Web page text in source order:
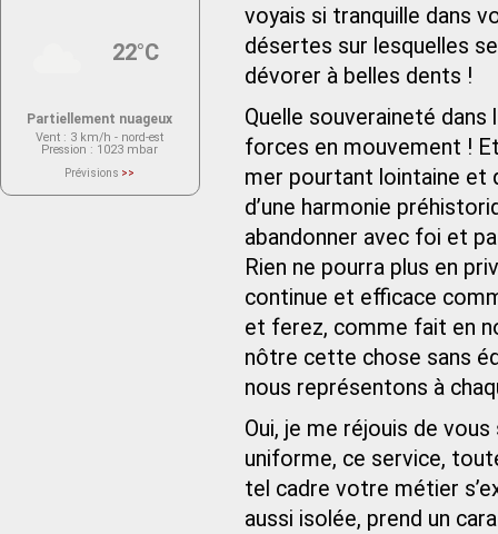
voyais si tranquille dans
désertes sur lesquelles
dévorer à belles dents !
Quelle souveraineté
forces en mouvement !
mer pourtant lointaine et
d’une harmonie
abandonner avec foi et
Rien ne pourra plus en
continue et efficace
et ferez, comme fait en
nôtre cette chose sans
nous représentons à
Oui, je me réjouis de
uniforme, ce service,
tel cadre votre métier
aussi isolée, prend un
22°C
Partiellement nuageux
Vent : 3 km/h - nord-est
Pression : 1023 mbar
Prévisions >>
actuellement aucune prévision